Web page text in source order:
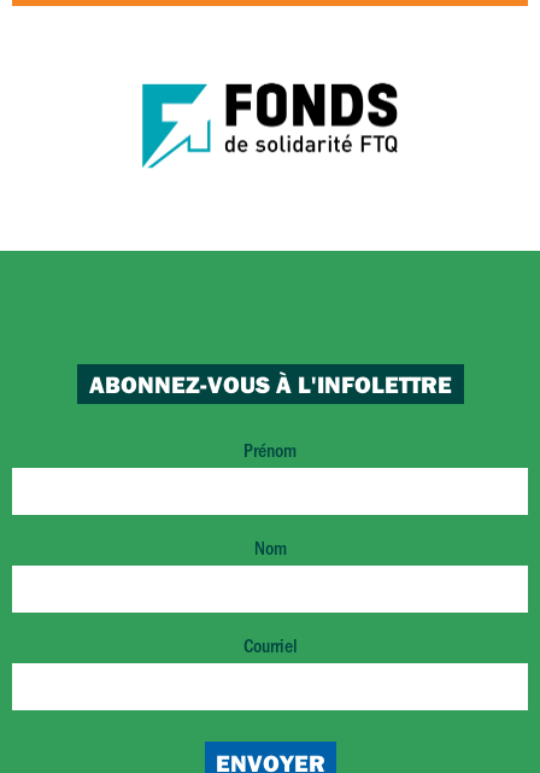
ABONNEZ-VOUS À L'INFOLETTRE
Prénom
Nom
Courriel